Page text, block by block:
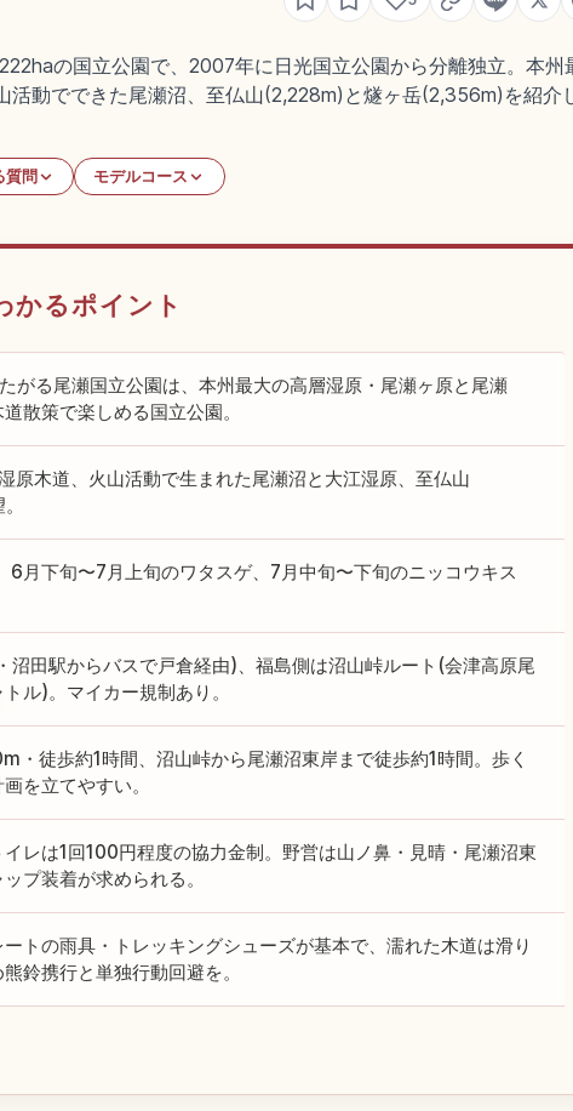
の国立公園で、2007年に日光国立公園から分離独立。本州
動でできた尾瀬沼、至仏山(2,228m)と燧ヶ岳(2,356m)を紹介
質問 モデルコース
かるポイント
がる尾瀬国立公園は、本州最大の高層湿原・尾瀬ヶ原と尾瀬
散策で楽しめる国立公園。
原木道、火山活動で生まれた尾瀬沼と大江湿原、至仏山
月下旬〜7月上旬のワタスゲ、7月中旬〜下旬のニッコウキス
沼田駅からバスで戸倉経由)、福島側は沼山峠ルート(会津高原尾
ル)。マイカー規制あり。
・徒歩約1時間、沼山峠から尾瀬沼東岸まで徒歩約1時間。歩く
を立てやすい。
レは1回100円程度の協力金制。野営は山ノ鼻・見晴・尾瀬沼東
プ装着が求められる。
トの雨具・トレッキングシューズが基本で、濡れた木道は滑り
鈴携行と単独行動回避を。